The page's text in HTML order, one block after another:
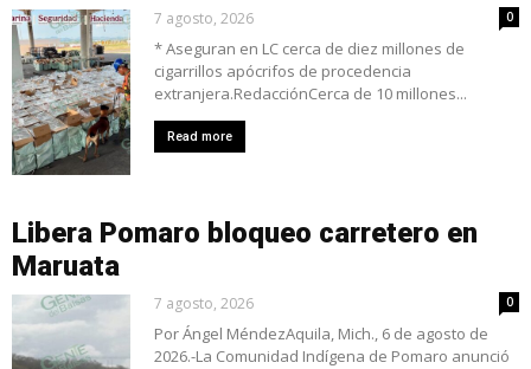
7 agosto, 2026 0
* Aseguran en LC cerca de diez millones de
cigarrillos apócrifos de procedencia
extranjera.RedacciónCerca de 10 millones...
Read more
Libera Pomaro bloqueo carretero en
Maruata
7 agosto, 2026 0
Por Ángel MéndezAquila, Mich., 6 de agosto de
2026.-La Comunidad Indígena de Pomaro anunció